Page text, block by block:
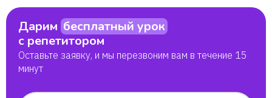
Дарим бесплатный урок
с репетитором
Оставьте заявку, и мы перезвоним вам в течение 15
минут